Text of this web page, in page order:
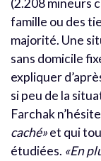
(2.208 mineurs
famille ou des
majorité. Une
sans domicile
expliquer
si peu de la
Farchak
caché»et qui
étudiées. «En